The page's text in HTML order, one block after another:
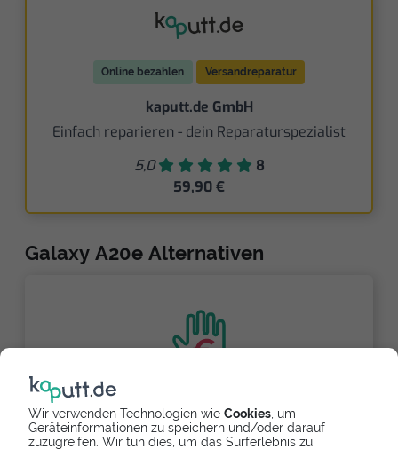
Wir verwenden Technologien wie Cookies , um
Geräteinformationen zu speichern und/oder darauf
zuzugreifen. Wir tun dies, um das Surferlebnis zu
Online bezahlen Versandreparatur
kaputt.de GmbH
Einfach reparieren - dein Reparaturspezialist
5,0
8
59,90 €
Galaxy A20e Alternativen